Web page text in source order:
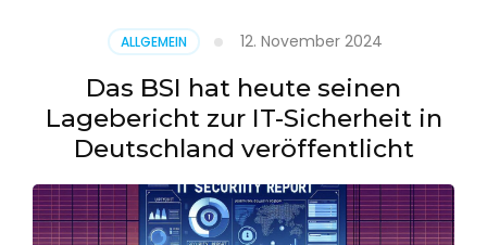
aus
CSV
erstellen
ALLGEMEIN 12. November 2024
Das BSI hat heute seinen
Lagebericht zur IT-Sicherheit in
Deutschland veröffentlicht